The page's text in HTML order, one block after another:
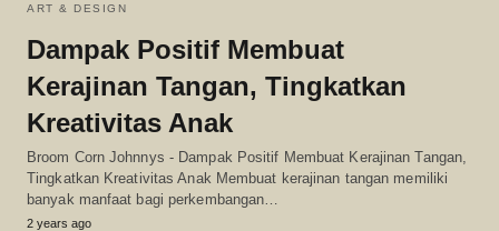
ART & DESIGN
Dampak Positif Membuat
Kerajinan Tangan, Tingkatkan
Kreativitas Anak
Broom Corn Johnnys - Dampak Positif Membuat Kerajinan Tangan,
Tingkatkan Kreativitas Anak Membuat kerajinan tangan memiliki
banyak manfaat bagi perkembangan…
2 years ago